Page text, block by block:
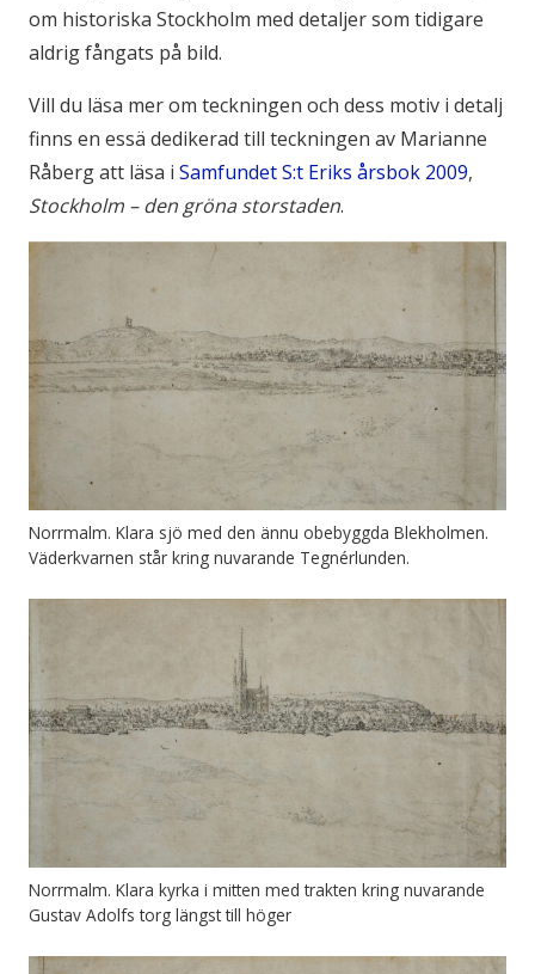
om historiska Stockholm med detaljer som tidigare
aldrig fångats på bild.
Vill du läsa mer om teckningen och dess motiv i detalj
finns en essä dedikerad till teckningen av Marianne
Råberg att läsa i Samfundet S:t Eriks årsbok 2009,
Stockholm – den gröna storstaden.
Norrmalm. Klara sjö med den ännu obebyggda Blekholmen.
Väderkvarnen står kring nuvarande Tegnérlunden.
Norrmalm. Klara kyrka i mitten med trakten kring nuvarande
Gustav Adolfs torg längst till höger